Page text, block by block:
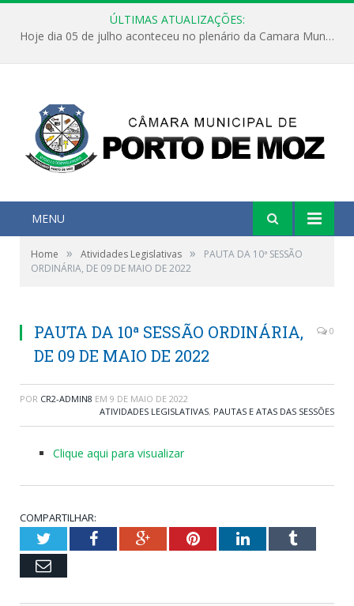
ÚLTIMAS ATUALIZAÇÕES:
Hoje dia 05 de julho aconteceu no plenário da Camara Municipal de Porto de Moz a Sessão Solene de Abertura dos Trabalhos Legislativos 2º Período da 23ª Legislatura
MENU
Home » Atividades Legislativas »
PAUTA DA 10ª SESSÃO
ORDINÁRIA, DE 09 DE MAIO DE 2022
PAUTA DA 10ª SESSÃO ORDINÁRIA,
DE 09 DE MAIO DE 2022
0
POR CR2-ADMIN8 EM 9 DE MAIO DE 2022
ATIVIDADES LEGISLATIVAS, PAUTAS E ATAS DAS SESSÕES
Clique aqui para visualizar
COMPARTILHAR:
TwitterFacebookGoogle+PinterestLinkedInTumblr
Email